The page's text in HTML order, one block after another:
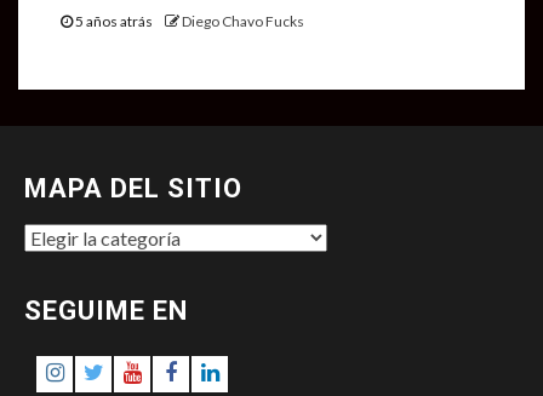
5 años atrás Diego Chavo Fucks
MAPA DEL SITIO
MAPA
SITIO
SEGUIME EN
Instagram
TwitterYoutubeFacebookLinkedIn